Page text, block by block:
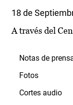
18 de
A través del
Notas de
Fotos
Cortes audio